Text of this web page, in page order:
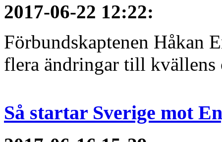
2017-06-22 12:22:
Förbundskaptenen Håkan
flera ändringar till kvällens
Så startar Sverige mot